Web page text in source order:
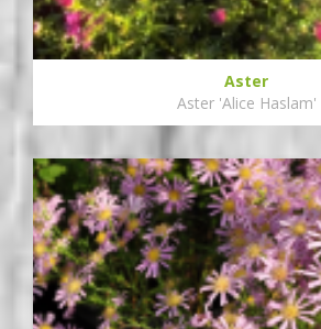
Aster
Aster 'Alice Haslam'